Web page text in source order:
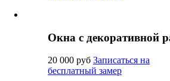
Окна с декоративной
20 000 руб Записаться на
бесплатный замер